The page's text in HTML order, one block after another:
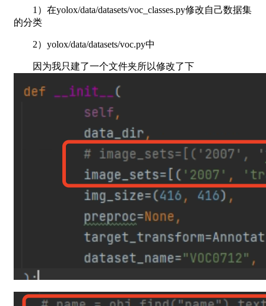
1）在yolox/data/datasets/voc_classes.py修改自己数据集
的分类
2）yolox/data/datasets/voc.py中
因为我只建了一个文件夹所以修改了下